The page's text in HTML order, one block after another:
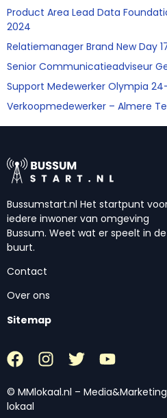
Product Area Lead Data
2024
Relatiemanager Brand New Day
Senior Communicatieadviseur
Support Medewerker Olympia
Verkoopmedewerker – Almere
Bussumstart.nl Het startpunt
iedere inwoner van omgeving
Bussum. Weet wat er speelt in de
buurt.
Contact
Over ons
Sitemap
© MMlokaal.nl – Media&Marketing
lokaal